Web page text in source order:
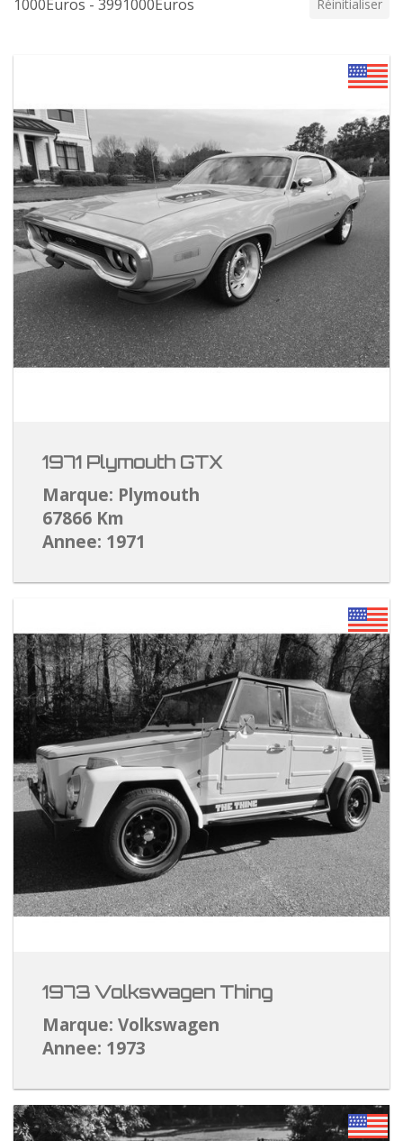
1000Euros - 3991000Euros Réinitialiser
1971 Plymouth GTX
Marque: Plymouth
67866 Km
Annee: 1971
1973 Volkswagen Thing
Marque: Volkswagen
Annee: 1973